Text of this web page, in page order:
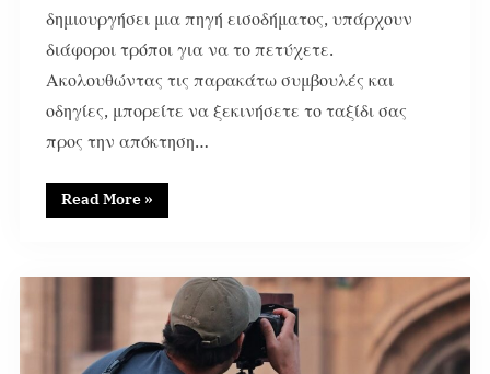
δημιουργήσει μια πηγή εισοδήματος, υπάρχουν
διάφοροι τρόποι για να το πετύχετε.
Ακολουθώντας τις παρακάτω συμβουλές και
οδηγίες, μπορείτε να ξεκινήσετε το ταξίδι σας
προς την απόκτηση…
Read More »
51